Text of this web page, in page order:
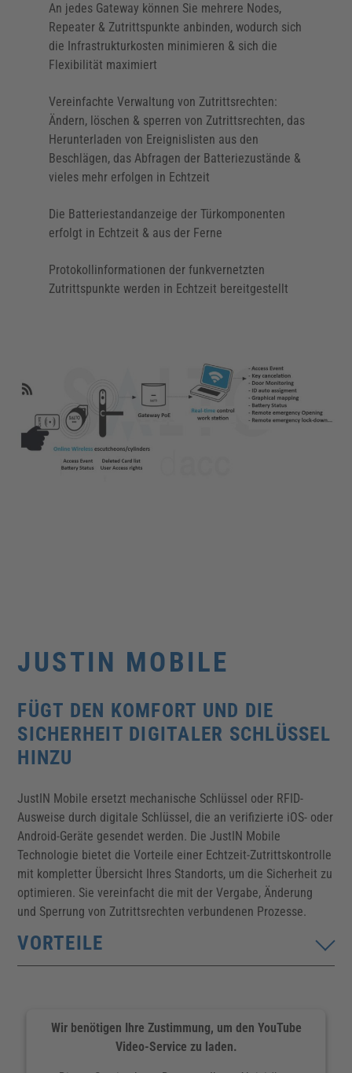
Hohe Sicherheit durch hochverschlüsselten
Datentransfer
problemlos möglich
Nahtlos kombinierbar mit den anderen Salto
Kerntechnologien, funktioniert sowohl mit RFID-
Ausweisen als auch mit digitalen Schlüsseln für
Selbst bei einer Unterbrechung bzw. Störung der
weiterhin, da die virtuelle Vernetzung der
batteriebetriebenen Beschläge & Zylinder über das
an den Zutrittspunkten an den Server &
Aktualisierungen von Zutrittsrechten sowie
Sperrlisten an die Zutrittspunkte – immer in Echtzeit
Die sichere kabellose Kommunikation von BLUEnet
bietet eine Reihe von Integrationsmöglichkeiten für
ein erweitertes Zutrittsmanagement
An jedes Gateway können Sie mehrere Nodes,
Repeater & Zutrittspunkte anbinden, wodurch sich
die Infrastrukturkosten minimieren & sich die
Flexibilität maximiert
Vereinfachte Verwaltung von Zutrittsrechten:
Ändern, löschen & sperren von Zutrittsrechten, das
Herunterladen von Ereignislisten aus den
Beschlägen, das Abfragen der Batteriezustände &
vieles mehr erfolgen in Echtzeit
Die Batteriestandanzeige der Türkomponenten
erfolgt in Echtzeit & aus der Ferne
Protokollinformationen der funkvernetzten
Zutrittspunkte werden in Echtzeit bereitgestellt
JUSTIN MOBILE
FÜGT DEN KOMFORT UND DIE
SICHERHEIT DIGITALER SCHLÜSSEL
HINZU
JustIN Mobile ersetzt mechanische Schlüssel oder RFID-
Ausweise durch digitale Schlüssel, die an verifizierte iOS- oder
Android-Geräte gesendet werden. Die JustIN Mobile
Technologie bietet die Vorteile einer Echtzeit-Zutrittskontrolle
mit kompletter Übersicht Ihres Standorts, um die Sicherheit zu
optimieren. Sie vereinfacht die mit der Vergabe, Änderung
und Sperrung von Zutrittsrechten verbundenen Prozesse.
VORTEILE
Funktioniert auf Smartphones mit iOS- oder Android-
Wir benötigen Ihre Zustimmung, um den YouTube
Video-Service zu laden.